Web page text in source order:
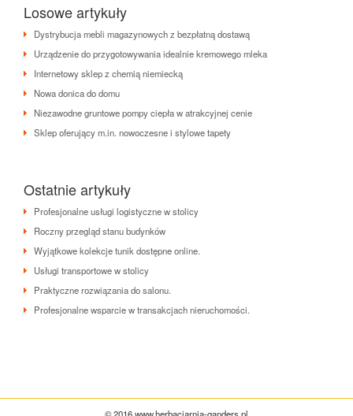
Losowe artykuły
Dystrybucja mebli magazynowych z bezpłatną dostawą
Urządzenie do przygotowywania idealnie kremowego mleka
Internetowy sklep z chemią niemiecką
Nowa donica do domu
Niezawodne gruntowe pompy ciepła w atrakcyjnej cenie
Sklep oferujący m.in. nowoczesne i stylowe tapety
Ostatnie artykuły
Profesjonalne usługi logistyczne w stolicy
Roczny przegląd stanu budynków
Wyjątkowe kolekcje tunik dostępne online.
Usługi transportowe w stolicy
Praktyczne rozwiązania do salonu.
Profesjonalne wsparcie w transakcjach nieruchomości.
© 2016 www.herbaciarnia-ganders.pl